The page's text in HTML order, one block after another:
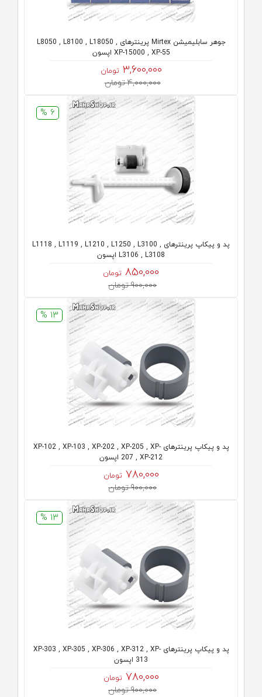
جوهر سابلیمیشن Mirtex پرینترهای L8050 , L8100 , L18050 ,
XP-15000 , XP-55 اپسون
3,600,000 تومان
4,000,000 تومان
6 %
پد و پیکاپ پرینترهای L1118 , L1119 , L1210 , L1250 , L3100 ,
L3106 , L3108 اپسون
850,000 تومان
900,000 تومان
13 %
پد و پیکاپ پرینترهای XP-102 , XP-103 , XP-202 , XP-205 , XP-
207 , XP-212 اپسون
780,000 تومان
900,000 تومان
13 %
پد و پیکاپ پرینترهای XP-303 , XP-305 , XP-306 , XP-312 , XP-
313 اپسون
780,000 تومان
900,000 تومان